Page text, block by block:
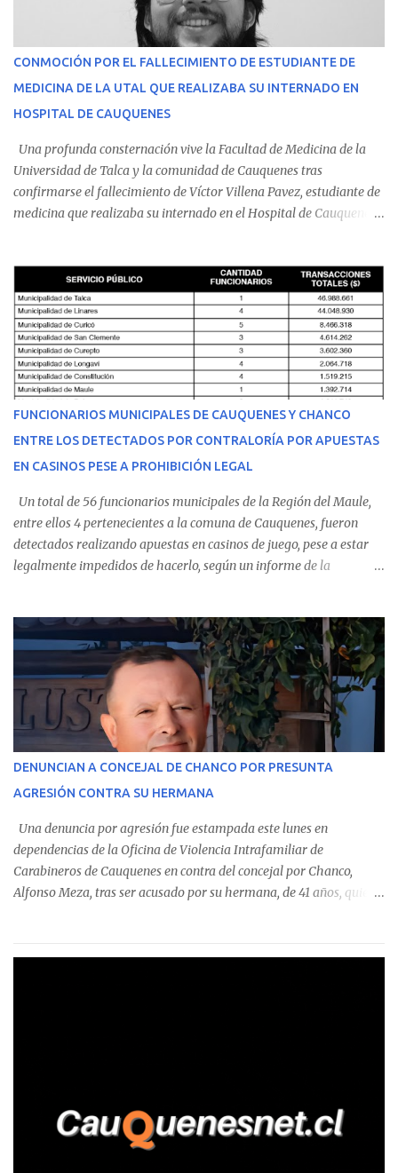
CONMOCIÓN POR EL FALLECIMIENTO DE ESTUDIANTE DE
MEDICINA DE LA UTAL QUE REALIZABA SU INTERNADO EN
HOSPITAL DE CAUQUENES
Una profunda consternación vive la Facultad de Medicina de la
Universidad de Talca y la comunidad de Cauquenes tras
confirmarse el fallecimiento de Víctor Villena Pavez, estudiante de
medicina que realizaba su internado en el Hospital de Cauquenes.
malestares físicos. Dada la complejidad de su estado de salud, el
equipo médico determinó su traslado de urgencia al Hospital
Regional de Talca y dado la urgencia la ambulancia partió hacia
Talca con escolta de Carabineros. En medio del traslado, el
estudiante de medicina de 25 años, se agravó y pese a los esfuerzos
del personal de emergencia terminó falleciendo, sin alcanzar a
recibir atención especializada en el centro de destino. Apenas se
conoció la gravedad de su condición, sus padres —residentes en
Villarrica— se trasladaron a Cauquenes con la esperanza de una
evolución favorable. No obstante, alrededo...
FUNCIONARIOS MUNICIPALES DE CAUQUENES Y CHANCO
ENTRE LOS DETECTADOS POR CONTRALORÍA POR APUESTAS
EN CASINOS PESE A PROHIBICIÓN LEGAL
Un total de 56 funcionarios municipales de la Región del Maule,
entre ellos 4 pertenecientes a la comuna de Cauquenes, fueron
detectados realizando apuestas en casinos de juego, pese a estar
legalmente impedidos de hacerlo, según un informe de la
estableció que estos funcionarios —quienes administran o
custodian fondos públicos— efectuaron transacciones por un
monto total de $116.075.918 entre enero de 2024 y junio de 2025.
En el detalle regional, se indica que en la comuna de Cauquenes se
identificó a cuatro funcionarios involucrados en este tipo de
operaciones. Asimismo, se precisa que uno de los casos
corresponde a un funcionario de la Municipalidad de Chanco,
detectaron incumplimientos a la normativa vigente. El informe
precisa que la mayor cantidad de dinero apostado se registró en
Talca, donde...
DENUNCIAN A CONCEJAL DE CHANCO POR PRESUNTA
AGRESIÓN CONTRA SU HERMANA
Una denuncia por agresión fue estampada este lunes en
dependencias de la Oficina de Violencia Intrafamiliar de
Carabineros de Cauquenes en contra del concejal por Chanco,
Alfonso Meza, tras ser acusado por su hermana, de 41 años, quien
relató que los hechos ocurrieron cerca de las 11:30 horas en el
trabajadores, el edil descendió del vehículo y, en medio de la
confrontación, la habría tomado de los hombros, empujado al
suelo y agredido con golpes de pies y manos, mientr...